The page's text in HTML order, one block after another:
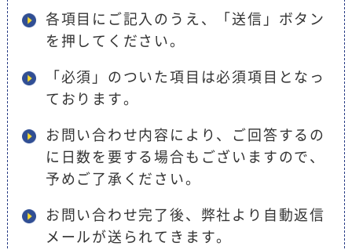
各項目にご記入のうえ、「送信」ボタン
を押してください。
「必須」のついた項目は必須項目となっ
ております。
お問い合わせ内容により、ご回答するの
に日数を要する場合もございますので、
予めご了承ください。
お問い合わせ完了後、弊社より自動返信
メールが送られてきます。